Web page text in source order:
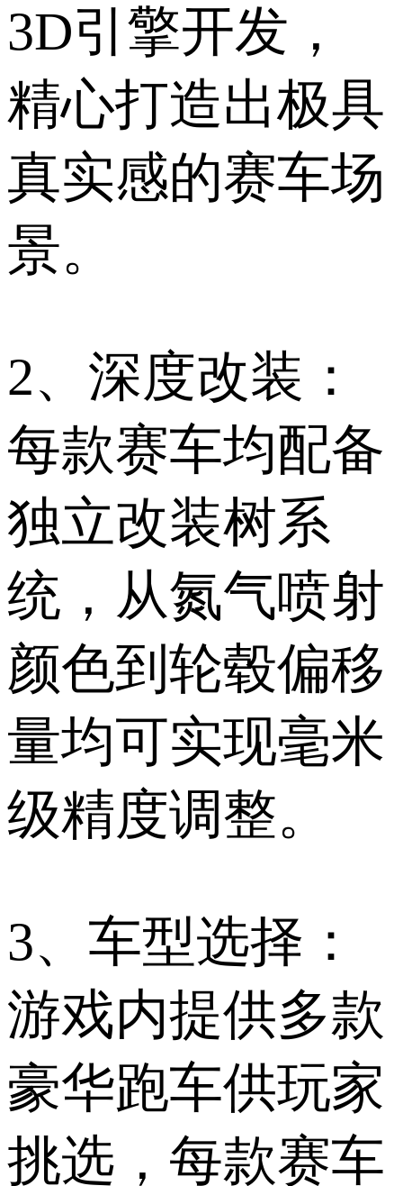
3D引擎开发，
精心打造出极具
真实感的赛车场
景。
2、深度改装：
每款赛车均配备
独立改装树系
统，从氮气喷射
颜色到轮毂偏移
量均可实现毫米
级精度调整。
3、车型选择：
游戏内提供多款
豪华跑车供玩家
挑选，每款赛车